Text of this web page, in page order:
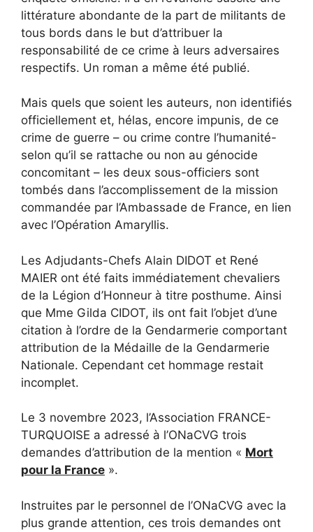
littérature abondante de la part de militants de
tous bords dans le but d’attribuer la
responsabilité de ce crime à leurs adversaires
respectifs. Un roman a même été publié.
Mais quels que soient les auteurs, non identifiés
officiellement et, hélas, encore impunis, de ce
crime de guerre – ou crime contre l’humanité-
selon qu’il se rattache ou non au génocide
concomitant – les deux sous-officiers sont
tombés dans l’accomplissement de la mission
commandée par l’Ambassade de France, en lien
avec l’Opération Amaryllis.
Les Adjudants-Chefs Alain DIDOT et René
MAIER ont été faits immédiatement chevaliers
de la Légion d’Honneur à titre posthume. Ainsi
que Mme Gilda CIDOT, ils ont fait l’objet d’une
citation à l’ordre de la Gendarmerie comportant
attribution de la Médaille de la Gendarmerie
Nationale. Cependant cet hommage restait
incomplet.
Le 3 novembre 2023, l’Association FRANCE-
TURQUOISE a adressé à l’ONaCVG trois
demandes d’attribution de la mention « Mort
pour la France ».
Instruites par le personnel de l’ONaCVG avec la
plus grande attention, ces trois demandes ont